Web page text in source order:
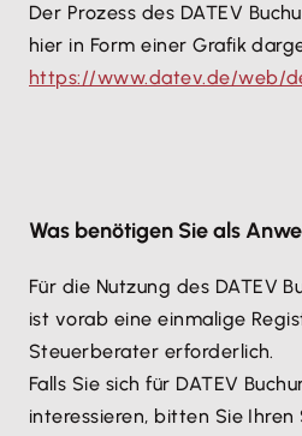
Der Prozess des DATEV
hier in Form einer Grafik
https://www.datev.de/web/
Was benötigen Sie als
Für die Nutzung des DATEV
ist vorab eine einmalige
Steuerberater erforderlich.
Falls Sie sich für DATEV
interessieren, bitten Sie